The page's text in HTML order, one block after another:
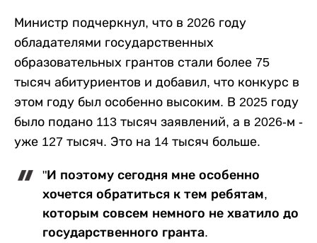
Министр подчеркнул, что в 2026 году
обладателями государственных
образовательных грантов стали более 75
тысяч абитуриентов и добавил, что конкурс в
этом году был особенно высоким. В 2025 году
было подано 113 тысяч заявлений, а в 2026-м -
уже 127 тысяч. Это на 14 тысяч больше.
"И поэтому сегодня мне особенно
хочется обратиться к тем ребятам,
которым совсем немного не хватило до
государственного гранта.